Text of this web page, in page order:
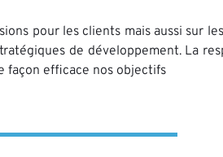
pour les clients mais aussi sur
de développement. La
façon efficace nos objectifs